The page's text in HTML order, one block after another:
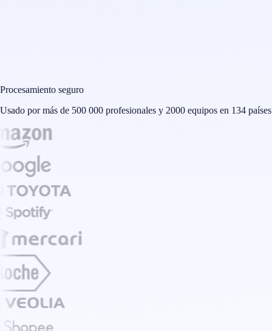
Procesamiento seguro
Usado por más de 500 000 profesionales y 2000 equipos en 134 países